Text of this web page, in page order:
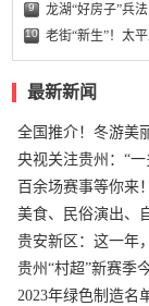
9 龙湖“好房子”兵
10 老街“新生”！太
最新新闻
全国推介！冬游美
错过
央视关注贵州：“
温
百余场赛事等你来
正式“打响”
美食、民俗演出、
两减三免”！
贵安新区：这一年
贵州“村超”新赛季
名额
2023年绿色制造名